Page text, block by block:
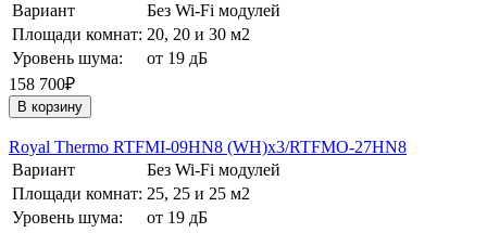
Вариант
Без Wi-Fi модулей
Площади комнат: 20, 20 и 30 м2
Уровень шума:
от 19 дБ
158 700₽
В корзину
Royal Thermo RTFMI-09HN8 (WH)х3/RTFMO-27HN8
Вариант
Без Wi-Fi модулей
Площади комнат: 25, 25 и 25 м2
Уровень шума:
от 19 дБ